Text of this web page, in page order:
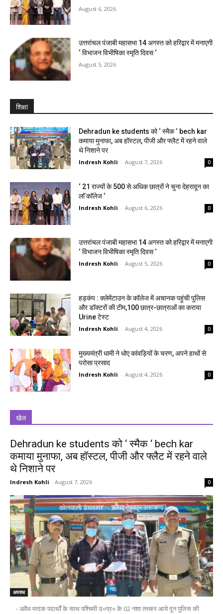
August 6, 2026
उत्तरांचल पंजाबी महासभा 14 अगस्त को हरिद्वार में मनाएगी
‘ विभाजन विभीषिका स्मृति दिवस ‘
August 5, 2026
शिक्षा
Dehradun ke students को ‘ स्मैक ‘ bech kar
कमाया मुनाफा, अब हॉस्टल, पीजी और फ्लैट में रहने वाले
थे निशाने पर
Indresh Kohli - August 7, 2026 0
‘ 21 राज्यों के 500 से अधिक छात्रों ने चुना देहरादून का
लाॅ काॅलेज ‘
Indresh Kohli - August 6, 2026 0
उत्तरांचल पंजाबी महासभा 14 अगस्त को हरिद्वार में मनाएगी
‘ विभाजन विभीषिका स्मृति दिवस ‘
Indresh Kohli - August 5, 2026 0
हड़कंप : क्लेमेंटाउन के कॉलेज में अचानक पहुंची पुलिस
और डॉक्टरों की टीम,100 छात्र-छात्राओं का कराया
Urine टेस्ट
Indresh Kohli - August 4, 2026 0
मुख्यमंत्री धामी ने धोए कांवड़ियों के चरण, अपने हाथों से
परोसा प्रसाद
Indresh Kohli - August 4, 2026 0
खेल
Dehradun ke students को ‘ स्मैक ‘ bech kar
कमाया मुनाफा, अब हॉस्टल, पीजी और फ्लैट में रहने वाले
थे निशाने पर
Indresh Kohli - August 7, 2026 0
अपराध
- अवैध मादक पदार्थों के साथ पश्चिमी उ०प्र० के 02 नशा तस्कर आये दून पुलिस की